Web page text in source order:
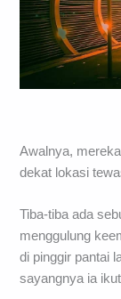
Awalnya,
dekat lokasi
Tiba-tiba ada
menggulung
di pinggir pantai
sayangnya ia